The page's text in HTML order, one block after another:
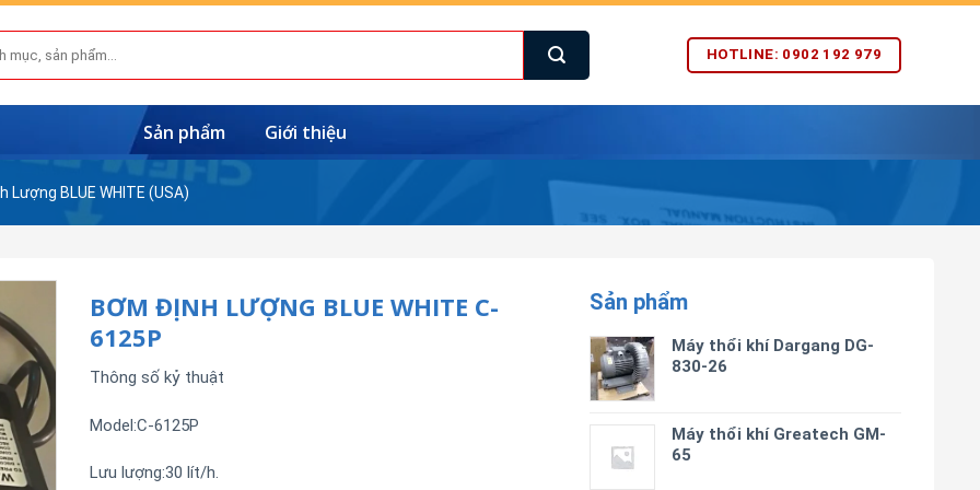
HOTLINE: 0902 192 979
Sản phẩm Giới thiệu
Lượng BLUE WHITE (USA)
Sản phẩm
Máy thổi khí Dargang DG-
830-26
Máy thổi khí Greatech GM-
65
BƠM ĐỊNH LƯỢNG BLUE WHITE C-
6125P
Thông số kỷ thuật
Model:C-6125P
Lưu lượng:30 lít/h.